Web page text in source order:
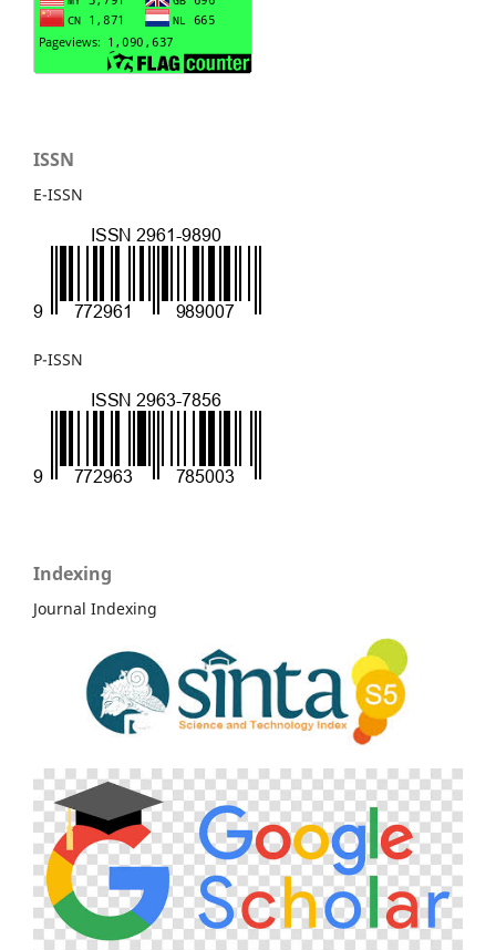
ISSN
E-ISSN
P-ISSN
Indexing
Journal Indexing